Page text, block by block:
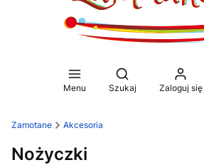
Menu
Otwórz
Szukaj Zaloguj się
Zamotane Akcesoria
Nożyczki